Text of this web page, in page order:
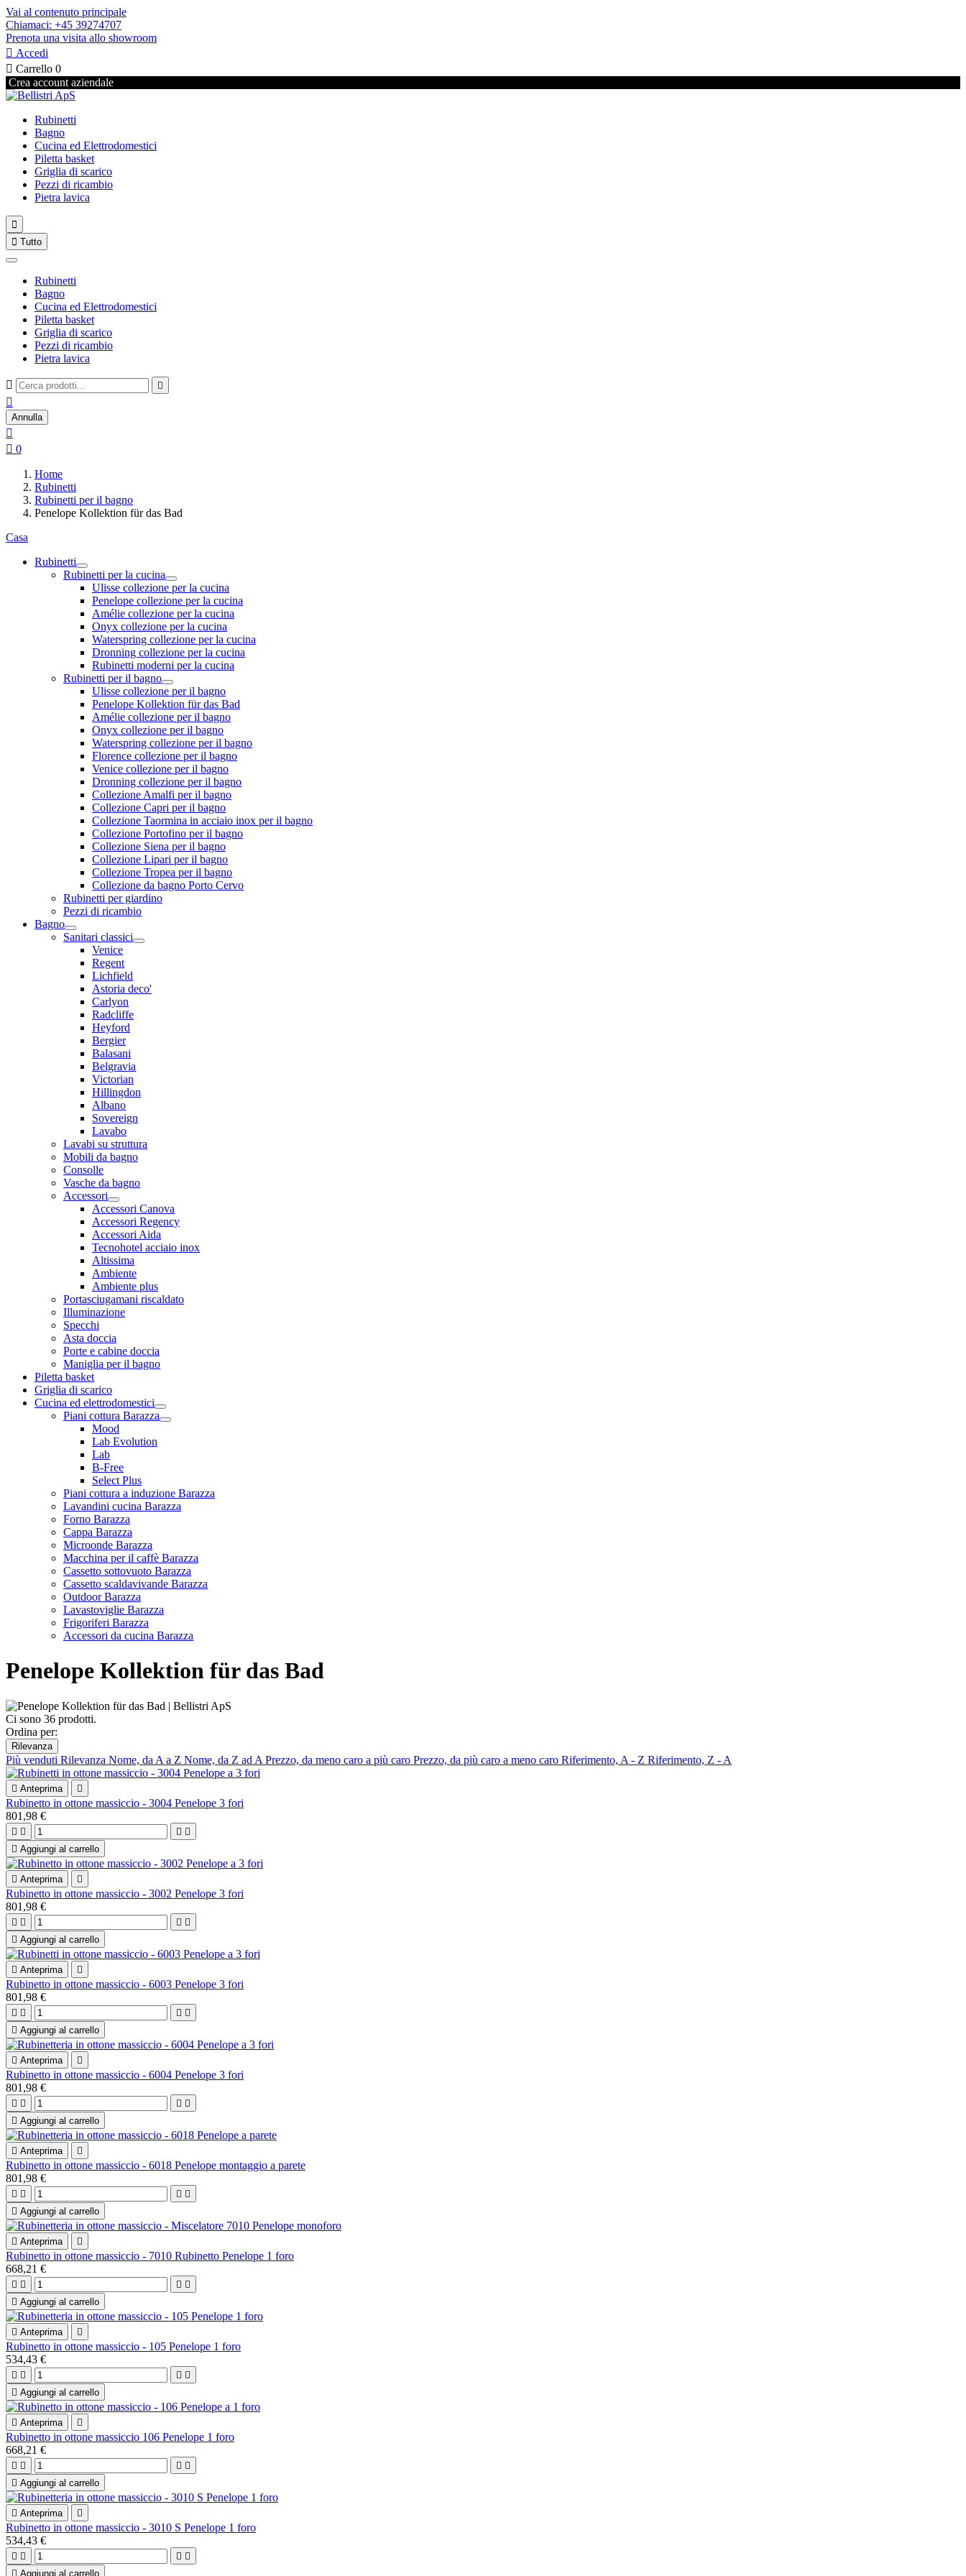
Vai al contenuto principale
Chiamaci: +45 39274707
Prenota una visita allo showroom
 Accedi
 Carrello 0
Crea account aziendale
Rubinetti
Bagno
Cucina ed Elettrodomestici
Piletta basket
Griglia di scarico
Pezzi di ricambio
Pietra lavica

 Tutto
Rubinetti
Bagno
Cucina ed Elettrodomestici
Piletta basket
Griglia di scarico
Pezzi di ricambio
Pietra lavica
 

Annulla

 0
Home
Rubinetti
Rubinetti per il bagno
Penelope Kollektion für das Bad
Casa
Rubinetti
Rubinetti per la cucina
Ulisse collezione per la cucina
Penelope collezione per la cucina
Amélie collezione per la cucina
Onyx collezione per la cucina
Waterspring collezione per la cucina
Dronning collezione per la cucina
Rubinetti moderni per la cucina
Rubinetti per il bagno
Ulisse collezione per il bagno
Penelope Kollektion für das Bad
Amélie collezione per il bagno
Onyx collezione per il bagno
Waterspring collezione per il bagno
Florence collezione per il bagno
Venice collezione per il bagno
Dronning collezione per il bagno
Collezione Amalfi per il bagno
Collezione Capri per il bagno
Collezione Taormina in acciaio inox per il bagno
Collezione Portofino per il bagno
Collezione Siena per il bagno
Collezione Lipari per il bagno
Collezione Tropea per il bagno
Collezione da bagno Porto Cervo
Rubinetti per giardino
Pezzi di ricambio
Bagno
Sanitari classici
Venice
Regent
Lichfield
Astoria deco'
Carlyon
Radcliffe
Heyford
Bergier
Balasani
Belgravia
Victorian
Hillingdon
Albano
Sovereign
Lavabo
Lavabi su struttura
Mobili da bagno
Consolle
Vasche da bagno
Accessori
Accessori Canova
Accessori Regency
Accessori Aida
Tecnohotel acciaio inox
Altissima
Ambiente
Ambiente plus
Portasciugamani riscaldato
Illuminazione
Specchi
Asta doccia
Porte e cabine doccia
Maniglia per il bagno
Piletta basket
Griglia di scarico
Cucina ed elettrodomestici
Piani cottura Barazza
Mood
Lab Evolution
Lab
B-Free
Select Plus
Piani cottura a induzione Barazza
Lavandini cucina Barazza
Forno Barazza
Cappa Barazza
Microonde Barazza
Macchina per il caffè Barazza
Cassetto sottovuoto Barazza
Cassetto scaldavivande Barazza
Outdoor Barazza
Lavastoviglie Barazza
Frigoriferi Barazza
Accessori da cucina Barazza
Penelope Kollektion für das Bad
Ci sono 36 prodotti.
Ordina per:
Rilevanza
Più venduti Rilevanza Nome, da A a Z Nome, da Z ad A Prezzo, da meno caro a più caro Prezzo, da più caro a meno caro Riferimento, A - Z Riferimento, Z - A
 Anteprima 
Rubinetto in ottone massiccio - 3004 Penelope 3 fori
801,98 €
   
 Aggiungi al carrello
 Anteprima 
Rubinetto in ottone massiccio - 3002 Penelope 3 fori
801,98 €
   
 Aggiungi al carrello
 Anteprima 
Rubinetto in ottone massiccio - 6003 Penelope 3 fori
801,98 €
   
 Aggiungi al carrello
 Anteprima 
Rubinetto in ottone massiccio - 6004 Penelope 3 fori
801,98 €
   
 Aggiungi al carrello
 Anteprima 
Rubinetto in ottone massiccio - 6018 Penelope montaggio a parete
801,98 €
   
 Aggiungi al carrello
 Anteprima 
Rubinetto in ottone massiccio - 7010 Rubinetto Penelope 1 foro
668,21 €
   
 Aggiungi al carrello
 Anteprima 
Rubinetto in ottone massiccio - 105 Penelope 1 foro
534,43 €
   
 Aggiungi al carrello
 Anteprima 
Rubinetto in ottone massiccio 106 Penelope 1 foro
668,21 €
   
 Aggiungi al carrello
 Anteprima 
Rubinetto in ottone massiccio - 3010 S Penelope 1 foro
534,43 €
   
 Aggiungi al carrello